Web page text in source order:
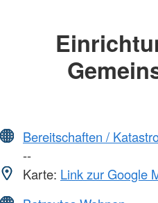
Bereitschaften /
--
Karte: Link zur Google